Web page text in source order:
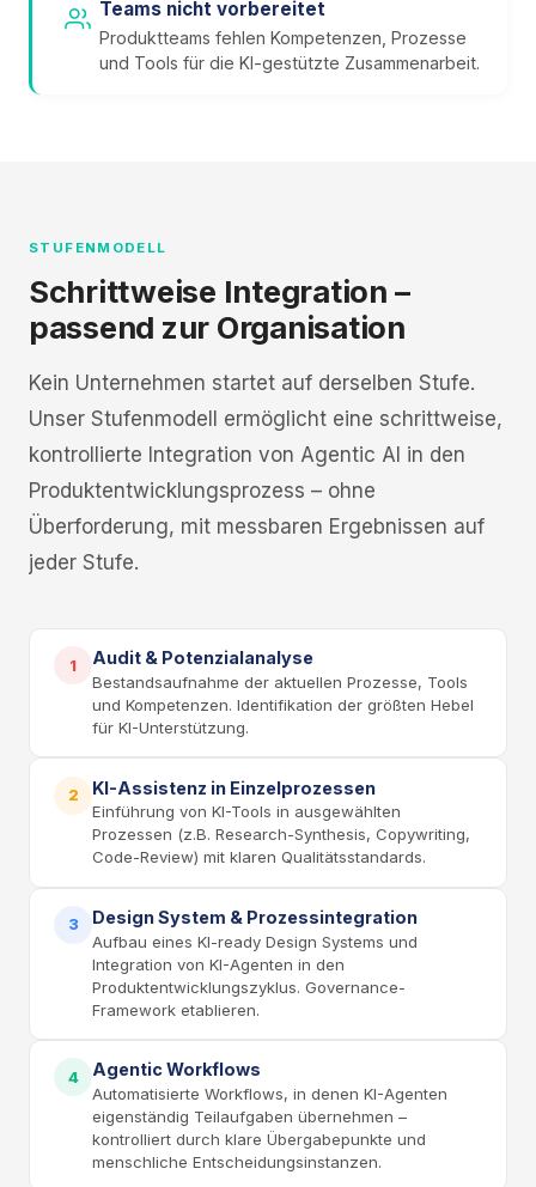
Teams nicht vorbereitet
Produktteams fehlen Kompetenzen, Prozesse
und Tools für die KI-gestützte Zusammenarbeit.
STUFENMODELL
Schrittweise Integration –
passend zur Organisation
Kein Unternehmen startet auf derselben Stufe.
Unser Stufenmodell ermöglicht eine schrittweise,
kontrollierte Integration von Agentic AI in den
Produktentwicklungsprozess – ohne
Überforderung, mit messbaren Ergebnissen auf
jeder Stufe.
1 Audit & Potenzialanalyse
Bestandsaufnahme der aktuellen Prozesse, Tools
und Kompetenzen. Identifikation der größten Hebel
für KI-Unterstützung.
2 KI-Assistenz in Einzelprozessen
Einführung von KI-Tools in ausgewählten
Prozessen (z.B. Research-Synthesis, Copywriting,
Code-Review) mit klaren Qualitätsstandards.
3 Design System & Prozessintegration
Aufbau eines KI-ready Design Systems und
Integration von KI-Agenten in den
Produktentwicklungszyklus. Governance-
Framework etablieren.
4 Agentic Workflows
Automatisierte Workflows, in denen KI-Agenten
eigenständig Teilaufgaben übernehmen –
kontrolliert durch klare Übergabepunkte und
menschliche Entscheidungsinstanzen.